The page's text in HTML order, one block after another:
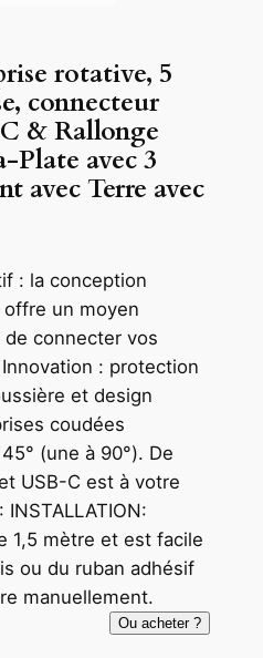
rotative, 5
connecteur
& Rallonge
avec 3
avec Terre avec
: la conception
un moyen
de connecter vos
: protection
et design
coudées
(une à 90°). De
USB-C est à votre
1,5 mètre et est facile
ou du ruban adhésif
manuellement.
Ou acheter ?